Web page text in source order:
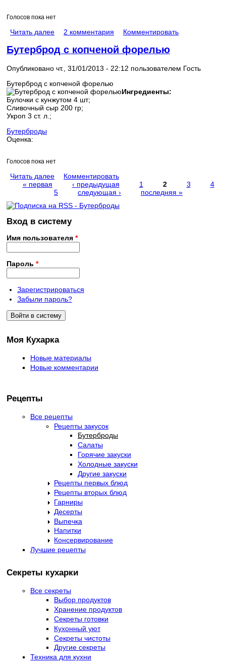
Голосов пока нет
Читать далее 2 комментария Комментировать
Бутерброд с копченой форелью
Опубликовано чт., 31/01/2013 - 22:12 пользователем Гость
Бутерброд с копченой форелью
Ингредиенты:
Булочки с кунжутом 4 шт;
Сливочный сыр 200 гр;
Укроп 3 ст. л.;
Бутерброды
Оценка:
Голосов пока нет
Читать далее Комментировать
Страницы
« первая ‹ предыдущая 1 2 3
4
5
следующая › последняя »
Вход в систему
Имя пользователя *
Пароль *
Зарегистрироваться
Забыли пароль?
Моя Кухарка
Новые материалы
Новые комментарии
Рецепты
Все рецепты
Рецепты закусок
Бутерброды
Салаты
Горячие закуски
Холодные закуски
Другие закуски
Рецепты первых блюд
Рецепты вторых блюд
Гарниры
Десерты
Выпечка
Напитки
Консервирование
Лучшие рецепты
Секреты кухарки
Все секреты
Выбор продуктов
Хранение продуктов
Секреты готовки
Кухонный уют
Секреты чистоты
Другие секреты
Техника для кухни